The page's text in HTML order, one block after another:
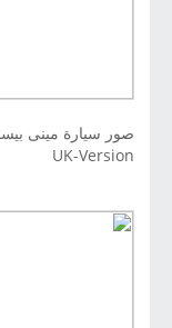
UK-Version